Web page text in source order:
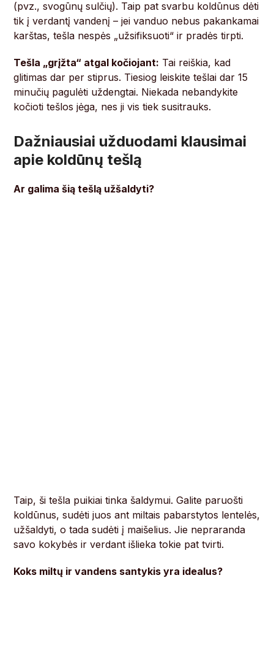
(pvz., svogūnų sulčių). Taip pat svarbu koldūnus dėti
tik į verdantį vandenį – jei vanduo nebus pakankamai
karštas, tešla nespės „užsifiksuoti“ ir pradės tirpti.
Tešla „grįžta“ atgal kočiojant: Tai reiškia, kad
glitimas dar per stiprus. Tiesiog leiskite tešlai dar 15
minučių pagulėti uždengtai. Niekada nebandykite
kočioti tešlos jėga, nes ji vis tiek susitrauks.
Dažniausiai užduodami klausimai
apie koldūnų tešlą
Ar galima šią tešlą užšaldyti?
Taip, ši tešla puikiai tinka šaldymui. Galite paruošti
koldūnus, sudėti juos ant miltais pabarstytos lentelės,
užšaldyti, o tada sudėti į maišelius. Jie nepraranda
savo kokybės ir verdant išlieka tokie pat tvirti.
Koks miltų ir vandens santykis yra idealus?